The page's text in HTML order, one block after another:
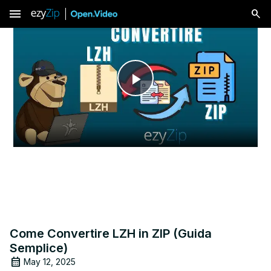
menu
Play
Video
Come Convertire LZH in ZIP (Guida
Semplice)
May 12, 2025